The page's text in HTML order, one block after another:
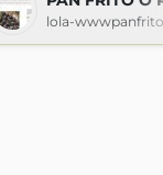
lola-